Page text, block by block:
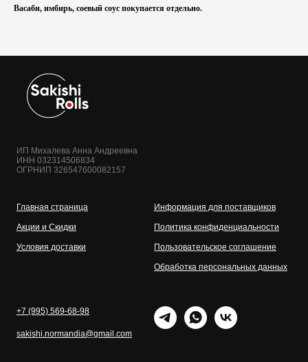
Васаби, имбирь, соевый соус покупается отдельно.
ИП Михалева Анна Андреевна
ИНН 032314506834
ОГРНИП 326547600082157
Главная страница
Акции и Скидки
Условия доставки
Информация для поставщиков
Политика конфиденциальности
Пользовательское соглашение
Обработка персональных данных
+7 (995) 569-68-98
sakishi.normandia@gmail.com